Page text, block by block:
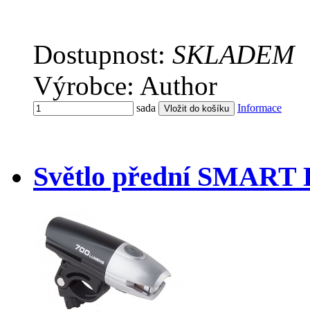
Dostupnost: SKLADEM
Výrobce: Author
sada Informace
Světlo přední SMART